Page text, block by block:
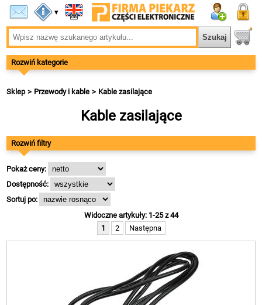
▾
Rozwiń kategorie
Sklep Przewody i kable Kable zasilające
Kable zasilające
Rozwiń filtry
Pokaż ceny:
Dostępność:
Sortuj po:
Widoczne artykuły: 1-25 z 44
1
2 Następna